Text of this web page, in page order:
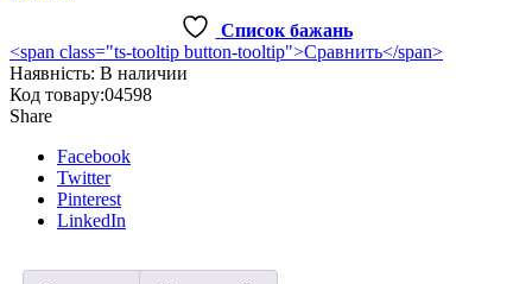
20*1,25*1мм(5000шт)
Список бажань
<span class="ts-tooltip button-tooltip">Сравнить</span>
Наявність: В наличии
Код товару:04598
Share
Facebook
Twitter
Pinterest
LinkedIn